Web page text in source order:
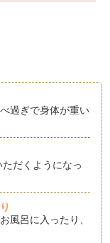
過ぎで身体が重い
だくようになっ
風呂に入ったり、